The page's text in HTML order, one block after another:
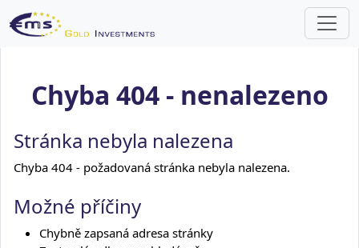
Chyba 404 - nenalezeno
Stránka nebyla nalezena
Chyba 404 - požadovaná stránka nebyla nalezena.
Možné příčiny
Chybně zapsaná adresa stránky